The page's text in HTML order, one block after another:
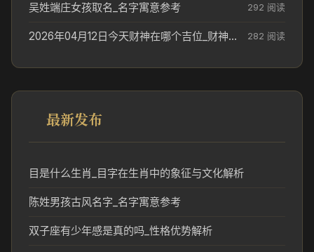
吴姓端庄女孩取名_名字寓意参考 292 阅读
2026年04月12日今天财神在哪个吉位_财神方位参考 282 阅读
最新发布
目是什么生肖_目字在生肖中的象征与文化解析
陈姓男孩古风名字_名字寓意参考
双子座有少年感是真的吗_性格优势解析